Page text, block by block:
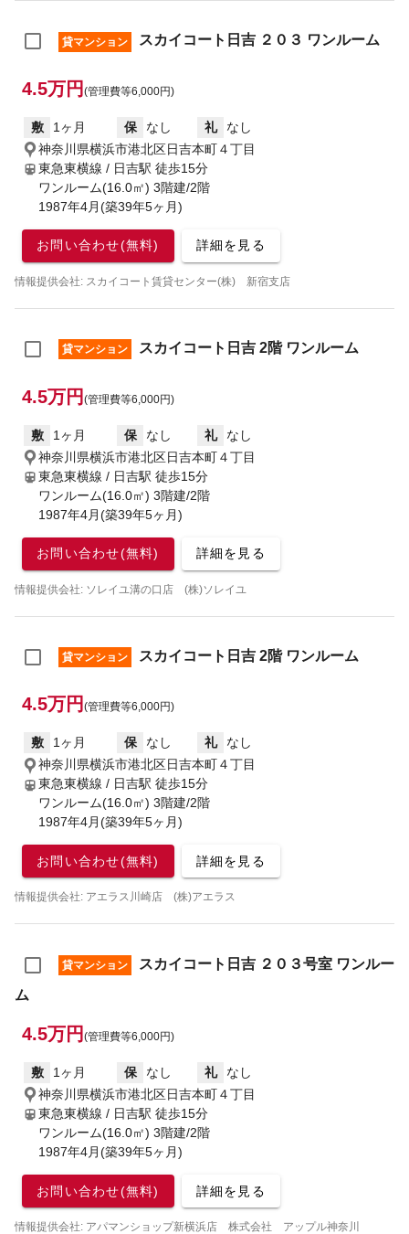
貸マンション スカイコート日吉 ２０３ ワンルーム
4.5万円 (管理費等6,000円)
敷 1ヶ月 保 なし 礼
なし
神奈川県横浜市港北区日吉本町４丁目
東急東横線 / 日吉駅 徒歩15分
ワンルーム(16.0㎡) 3階建/2階
1987年4月(築39年5ヶ月)
お問い合わせ(無料) 詳細を見る
情報提供会社: スカイコート賃貸センター(株) 新宿支店
貸マンション スカイコート日吉 2階 ワンルーム
4.5万円 (管理費等6,000円)
敷 1ヶ月 保 なし 礼
なし
神奈川県横浜市港北区日吉本町４丁目
東急東横線 / 日吉駅 徒歩15分
ワンルーム(16.0㎡) 3階建/2階
1987年4月(築39年5ヶ月)
お問い合わせ(無料) 詳細を見る
情報提供会社: ソレイユ溝の口店 (株)ソレイユ
貸マンション スカイコート日吉 2階 ワンルーム
4.5万円 (管理費等6,000円)
敷 1ヶ月 保 なし 礼
なし
神奈川県横浜市港北区日吉本町４丁目
東急東横線 / 日吉駅 徒歩15分
ワンルーム(16.0㎡) 3階建/2階
1987年4月(築39年5ヶ月)
お問い合わせ(無料) 詳細を見る
情報提供会社: アエラス川崎店 (株)アエラス
貸マンション
スカイコート日吉 ２０３号室 ワンルー
ム
4.5万円 (管理費等6,000円)
敷 1ヶ月 保 なし 礼
なし
神奈川県横浜市港北区日吉本町４丁目
東急東横線 / 日吉駅 徒歩15分
ワンルーム(16.0㎡) 3階建/2階
1987年4月(築39年5ヶ月)
お問い合わせ(無料) 詳細を見る
情報提供会社: アパマンショップ新横浜店 株式会社 アップル神奈川